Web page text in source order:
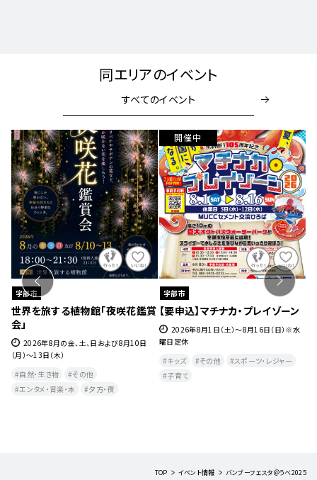
同エリアのイベント
すべてのイベント
宇部市
世界を旅する植物館「夜咲花鑑賞
会」
2026年8月の金、土、日および8月10日
（月）～13日（木）
自然・生き物
その他
エンタメ・音楽・本
夕方・夜​
開催中
宇部市
【要申込】マチナカ・プレイゾーン
2026年8月1日（土）～8月16日（日）※水
曜日定休
キッズ
その他
スポーツ・レジャー
子育て
TOP イベント情報 バンブーフェスタ＠うべ2025